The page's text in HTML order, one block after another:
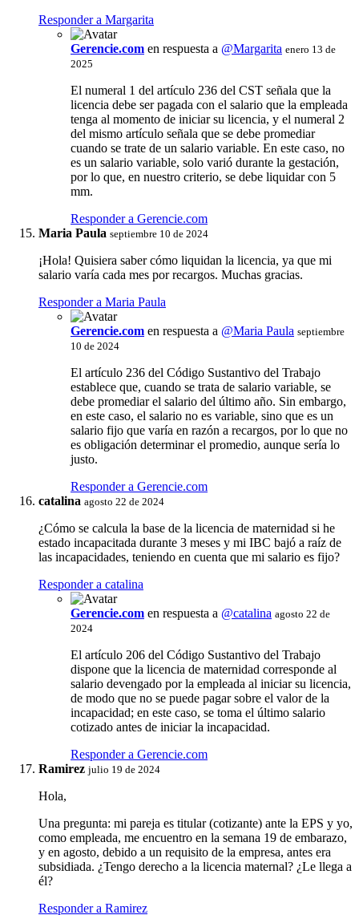
Responder a Margarita
Gerencie.com en respuesta a @Margarita enero 13 de
2025
El numeral 1 del artículo 236 del CST señala que la
licencia debe ser pagada con el salario que la empleada
tenga al momento de iniciar su licencia, y el numeral 2
del mismo artículo señala que se debe promediar
cuando se trate de un salario variable. En este caso, no
es un salario variable, solo varió durante la gestación,
por lo que, en nuestro criterio, se debe liquidar con 5
mm.
Responder a Gerencie.com
Maria Paula septiembre 10 de 2024
¡Hola! Quisiera saber cómo liquidan la licencia, ya que mi
salario varía cada mes por recargos. Muchas gracias.
Responder a Maria Paula
Gerencie.com en respuesta a @Maria Paula septiembre
10 de 2024
El artículo 236 del Código Sustantivo del Trabajo
establece que, cuando se trata de salario variable, se
debe promediar el salario del último año. Sin embargo,
en este caso, el salario no es variable, sino que es un
salario fijo que varía en razón a recargos, por lo que no
es obligación determinar el promedio, aunque sería lo
justo.
Responder a Gerencie.com
catalina agosto 22 de 2024
¿Cómo se calcula la base de la licencia de maternidad si he
estado incapacitada durante 3 meses y mi IBC bajó a raíz de
las incapacidades, teniendo en cuenta que mi salario es fijo?
Responder a catalina
Gerencie.com en respuesta a @catalina agosto 22 de
2024
El artículo 206 del Código Sustantivo del Trabajo
dispone que la licencia de maternidad corresponde al
salario devengado por la empleada al iniciar su licencia,
de modo que no se puede pagar sobre el valor de la
incapacidad; en este caso, se toma el último salario
cotizado antes de iniciar la incapacidad.
Responder a Gerencie.com
Ramirez julio 19 de 2024
Hola,
Una pregunta: mi pareja es titular (cotizante) ante la EPS y yo,
como empleada, me encuentro en la semana 19 de embarazo,
y en agosto, debido a un requisito de la empresa, antes era
subsidiada. ¿Tengo derecho a la licencia maternal? ¿Le llega a
él?
Responder a Ramirez